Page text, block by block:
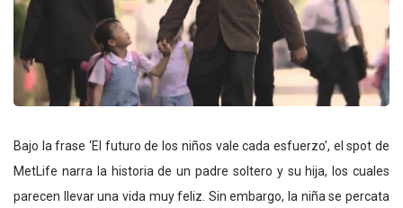
Bajo la frase ‘El futuro de los niños vale cada esfuerzo’, el spot de
MetLife narra la historia de un padre soltero y su hija, los cuales
parecen llevar una vida muy feliz. Sin embargo, la niña se percata